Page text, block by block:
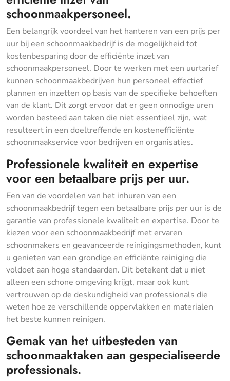
schoonmaakpersoneel.
Een belangrijk voordeel van het hanteren van een prijs per
uur bij een schoonmaakbedrijf is de mogelijkheid tot
kostenbesparing door de efficiënte inzet van
schoonmaakpersoneel. Door te werken met een uurtarief
kunnen schoonmaakbedrijven hun personeel effectief
plannen en inzetten op basis van de specifieke behoeften
van de klant. Dit zorgt ervoor dat er geen onnodige uren
worden besteed aan taken die niet essentieel zijn, wat
resulteert in een doeltreffende en kostenefficiënte
schoonmaakservice voor bedrijven en organisaties.
Professionele kwaliteit en expertise
voor een betaalbare prijs per uur.
Een van de voordelen van het inhuren van een
schoonmaakbedrijf tegen een betaalbare prijs per uur is de
garantie van professionele kwaliteit en expertise. Door te
kiezen voor een schoonmaakbedrijf met ervaren
schoonmakers en geavanceerde reinigingsmethoden, kunt
u genieten van een grondige en efficiënte reiniging die
voldoet aan hoge standaarden. Dit betekent dat u niet
alleen een schone omgeving krijgt, maar ook kunt
vertrouwen op de deskundigheid van professionals die
weten hoe ze verschillende oppervlakken en materialen
het beste kunnen reinigen.
Gemak van het uitbesteden van
schoonmaaktaken aan gespecialiseerde
professionals.